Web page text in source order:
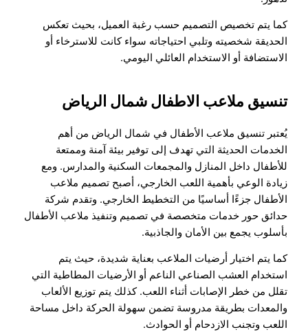
كما يتم تخصيص التصميم حسب رغبة العميل، بحيث تعكس
الحديقة شخصيته وتلبي احتياجاته سواء كانت للاسترخاء أو
الاستضافة أو الاستخدام العائلي اليومي.
تنسيق ملاعب الاطفال شمال الرياض
يُعتبر تنسيق ملاعب الأطفال في شمال الرياض من أهم
الخدمات الحديثة التي تهدف إلى توفير بيئة آمنة وممتعة
للأطفال داخل المنازل والمجمعات السكنية والمدارس. ومع
زيادة الوعي بأهمية اللعب الخارجي، أصبح تصميم ملاعب
الأطفال جزءًا أساسيًا من التخطيط الخارجي. وتقدم شركة
حدائق حور خدمات متخصصة في تصميم وتنفيذ ملاعب الأطفال
بأسلوب يجمع بين الأمان والجاذبية.
كما يتم اختيار أرضيات الملاعب بعناية شديدة، حيث يتم
استخدام العشب الصناعي الناعم أو الأرضيات المطاطية التي
تقلل من خطر الإصابات أثناء اللعب. كذلك يتم توزيع الألعاب
والمعدات بطريقة مدروسة تضمن سهولة الحركة داخل مساحة
اللعب وتجنب الازدحام أو الحوادث.